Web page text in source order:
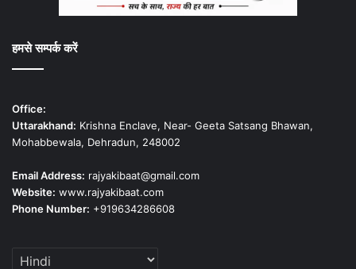
हमसे सम्पर्क करें
Office:
Uttarakhand: Krishna Enclave, Near- Geeta Satsang Bhawan,
Mohabbewala, Dehradun, 248002
Email Address: rajyakibaat@gmail.com
Website: www.rajyakibaat.com
Phone Number: +919634286608